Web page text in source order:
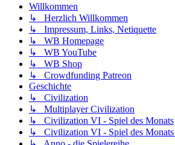
Willkommen
↳ Herzlich Willkommen
↳ Impressum, Links, Netiquette
↳ WB Homepage
↳ WB YouTube
↳ WB Shop
↳ Crowdfunding Patreon
Geschichte
↳ Civilization
↳ Multiplayer Civilization
↳ Civilization VI - Spiel des Monats
↳ Civilization VI - Spiel des Monats